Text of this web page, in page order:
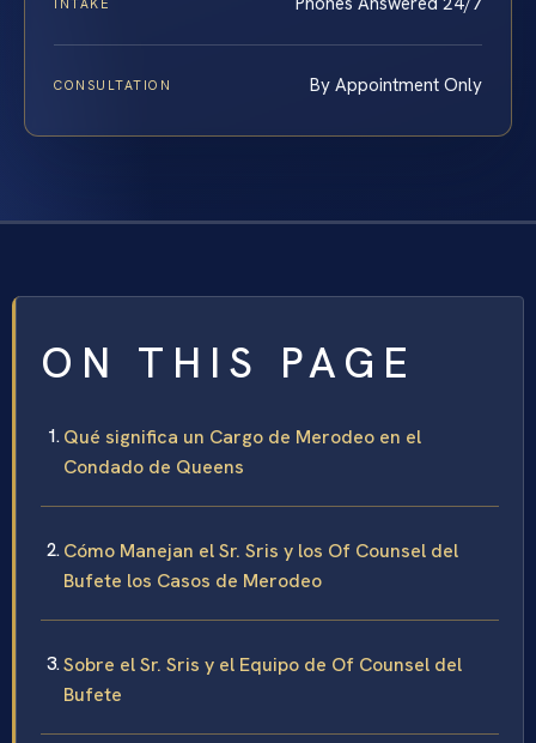
INTAKE
CONSULTATION By Appointment Only
ON THIS PAGE
Qué significa un Cargo de Merodeo en el
Condado de Queens
Cómo Manejan el Sr. Sris y los Of Counsel del
Bufete los Casos de Merodeo
Sobre el Sr. Sris y el Equipo de Of Counsel del
Bufete